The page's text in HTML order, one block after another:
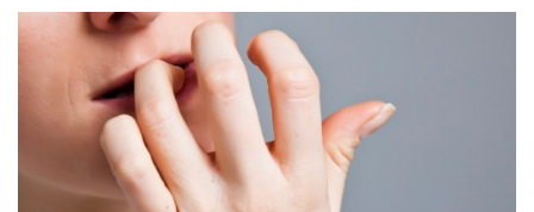
dass es doch möglich ist die Lebensqualität dahingehend zu
verbessern, auf dass das Leben jeden Tag von neuem
wertgeschätzt werden kann.
Unser größter Trost hierbei stellen die brüderlichen und